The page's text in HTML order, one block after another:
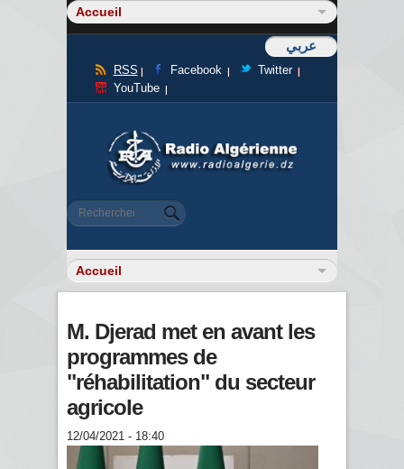
عربي
RSS Facebook
Twitter
YouTube
Formulaire de recherche
Rechercher
M. Djerad met en avant les
programmes de
"réhabilitation" du secteur
agricole
12/04/2021 - 18:40